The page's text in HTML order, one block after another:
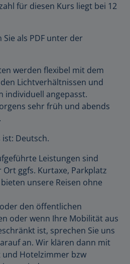
für diesen Kurs liegt bei 12
als PDF unter der
werden flexibel mit dem
Lichtverhältnissen und
individuell angepasst.
sehr früh und abends
ist: Deutsch.
Leistungen sind
ggfs. Kurtaxe, Parkplatz
unsere Reisen ohne
den öffentlichen
oder wenn Ihre Mobilität aus
ist, sprechen Sie uns
an. Wir klären dann mit
und Hotelzimmer bzw